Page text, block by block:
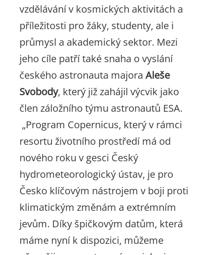
vzdělávání v kosmických aktivitách a
příležitosti pro žáky, studenty, ale i
průmysl a akademický sektor. Mezi
jeho cíle patří také snaha o vyslání
českého astronauta majora Aleše
Svobody, který již zahájil výcvik jako
člen záložního týmu astronautů ESA.
„Program Copernicus, který v rámci
resortu životního prostředí má od
nového roku v gesci Český
hydrometeorologický ústav, je pro
Česko klíčovým nástrojem v boji proti
klimatickým změnám a extrémním
jevům. Díky špičkovým datům, která
máme nyní k dispozici, můžeme